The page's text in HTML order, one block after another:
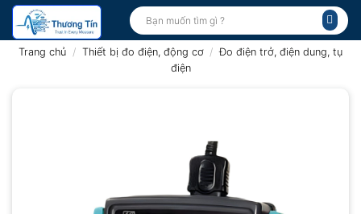
Bỏ
qua
Tìm
kiếm:
Trang chủ / Thiết bị đo điện, động cơ / Đo điện trở, điện dung, tụ
điện